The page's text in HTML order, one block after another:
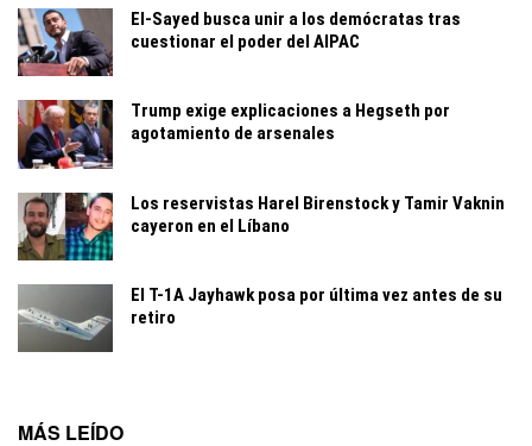
El-Sayed busca unir a los demócratas tras
cuestionar el poder del AIPAC
Trump exige explicaciones a Hegseth por
agotamiento de arsenales
Los reservistas Harel Birenstock y Tamir Vaknin
cayeron en el Líbano
El T-1A Jayhawk posa por última vez antes de su
retiro
MÁS LEÍDO